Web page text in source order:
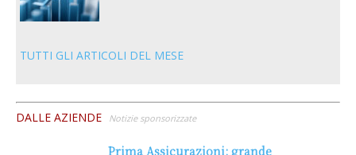
TUTTI GLI ARTICOLI DEL MESE
DALLE AZIENDE Notizie sponsorizzate
Prima Assicurazioni: grande